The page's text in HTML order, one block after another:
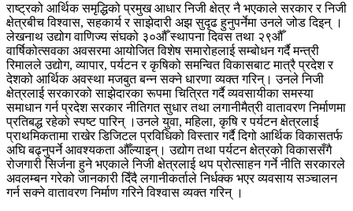
राष्ट्रको आर्थिक समृद्धिको प्रमुख आधार निजी क्षेत्र नै भएकाले सरकार र निजी
क्षेत्रबीच विश्वास, सहकार्य र साझेदारी अझ सुदृढ हुनुपर्नेमा उनले जोड दिइन् ।
लेखनाथ उद्योग वाणिज्य संघको ३०औँ स्थापना दिवस तथा २९औँ
वार्षिकोत्सवका अवसरमा आयोजित विशेष समारोहलाई सम्बोधन गर्दै मन्त्री
रिमालले उद्योग, व्यापार, पर्यटन र कृषिको समन्वित विकासबाट मात्रै प्रदेश र
देशको आर्थिक अवस्था मजबुत बन्न सक्ने धारणा व्यक्त गरिन्। उनले निजी
क्षेत्रलाई सरकारको साझेदारका रूपमा चित्रित गर्दै व्यवसायीका समस्या
समाधान गर्न प्रदेश सरकार नीतिगत सुधार तथा लगानीमैत्री वातावरण निर्माणमा
प्रतिबद्ध रहेको स्पष्ट पारिन् ।उनले युवा, महिला, कृषि र पर्यटन क्षेत्रलाई
प्राथमिकतामा राखेर डिजिटल प्रविधिको विस्तार गर्दै दिगो आर्थिक विकासतर्फ
अघि बढ्नुपर्ने आवश्यकता औँल्याइन्। उद्योग तथा पर्यटन क्षेत्रको विकाससँगै
रोजगारी सिर्जना हुने भएकाले निजी क्षेत्रलाई थप प्रोत्साहन गर्ने नीति सरकारले
अवलम्बन गरेको जानकारी दिँदै लगानीकर्ताले निर्धक्क भएर व्यवसाय सञ्चालन
गर्न सक्ने वातावरण निर्माण गरिने विश्वास व्यक्त गरिन् ।